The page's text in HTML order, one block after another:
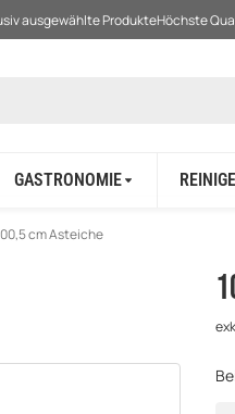
ausgewählte ProdukteHöchste
GASTRONOMIE
cm Asteiche